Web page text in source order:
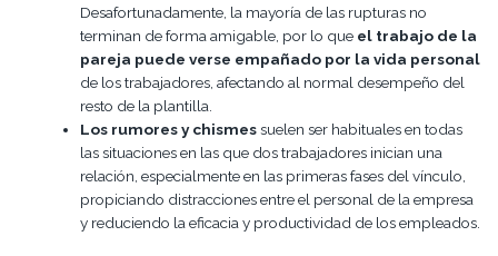
Desafortunadamente, la mayoría de las rupturas no
terminan de forma amigable, por lo que el trabajo de la
pareja puede verse empañado por la vida personal
de los trabajadores, afectando al normal desempeño del
resto de la plantilla.
Los rumores y chismessuelen ser habituales en todas
las situaciones en las que dos trabajadores inician una
relación, especialmente en las primeras fases del vínculo,
propiciando distracciones entre el personal de la empresa
y reduciendo la eficacia y productividad de los empleados.